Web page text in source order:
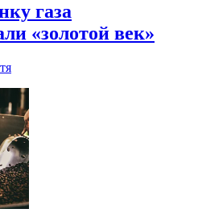
газа
«золотой век»